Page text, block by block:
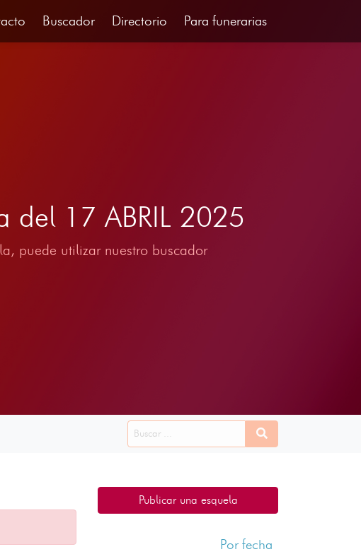
Buscador Directorio Para funerarias
del 17 ABRIL 2025
puede utilizar nuestro buscador
Publicar una esquela
Por fecha